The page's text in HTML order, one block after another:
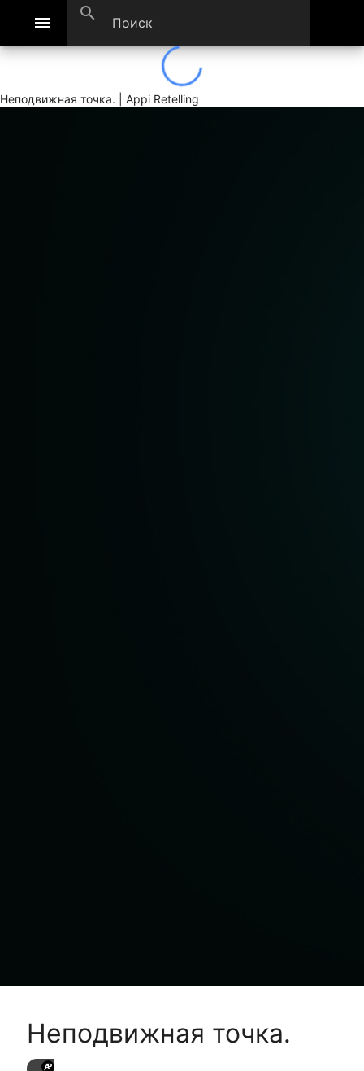
menu search
Неподвижная точка. | Appi Retelling
Неподвижная точка.